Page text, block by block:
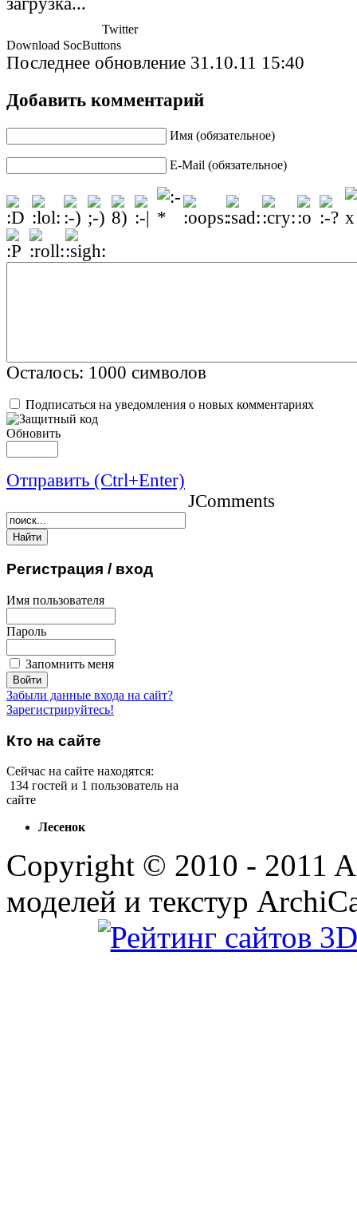
Twitter
Download SocButtons
Последнее обновление 31.10.11 15:40
Добавить комментарий
Имя (обязательное)
E-Mail (обязательное)
Осталось: 1000 символов
Подписаться на уведомления о новых комментариях
Обновить
Отправить (Ctrl+Enter)
JComments
Регистрация / вход
Имя пользователя
Пароль
Запомнить меня
Забыли данные входа на сайт?
Зарегистрируйтесь!
Кто на сайте
Сейчас на сайте находятся:
134 гостей и 1 пользователь на
сайте
Лесенок
Copyright © 2010 - 2011
моделей и текстур